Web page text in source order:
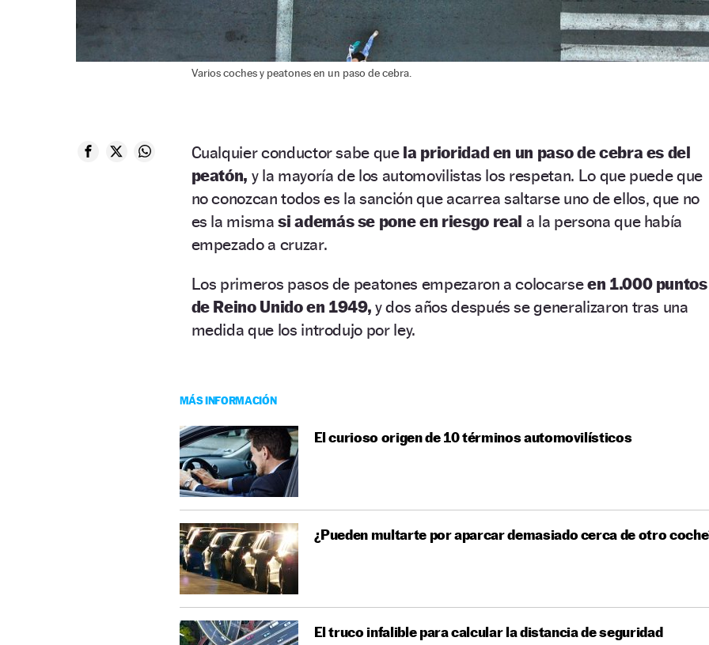
Varios coches y peatones en un paso de cebra.
Cualquier conductor sabe que la prioridad en un paso de cebra es del
peatón, y la mayoría de los automovilistas los respetan. Lo que puede que
no conozcan todos es la sanción que acarrea saltarse uno de ellos, que no
es la mismasi además se pone en riesgo real a la persona que había
empezado a cruzar.
Los primeros pasos de peatones empezaron a colocarseen 1.000 puntos
de Reino Unido en 1949, y dos años después se generalizaron tras una
medida que los introdujo por ley.
MÁS INFORMACIÓN
El curioso origen de 10 términos automovilísticos
¿Pueden multarte por aparcar demasiado cerca de otro
El truco infalible para calcular la distancia de seguridad